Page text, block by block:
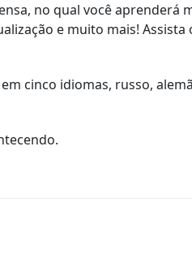
no qual você aprenderá
e muito mais!
cinco idiomas, russo,